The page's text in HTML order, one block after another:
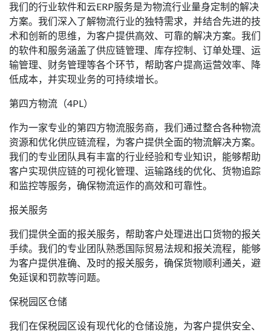
我们的行业软件和云ERP服务是为物流行业量身定制的解决
方案。我们深入了解物流行业的独特需求，并结合先进的技
术和创新的思维，为客户提供高效、可靠的解决方案。我们
的软件和服务涵盖了供应链管理、库存控制、订单处理、运
输管理、财务管理等各个环节，帮助客户提高运营效率、降
低成本，并实现业务的可持续增长。
第四方物流（4PL）
作为一家专业的第四方物流服务商，我们通过整合各种物流
资源和优化供应链流程，为客户提供全面的物流解决方案。
我们的专业团队具有丰富的行业经验和专业知识，能够帮助
客户实现供应链的可视化管理、运输路线的优化、货物追踪
和监控等服务，确保物流运作的高效和可靠性。
报关服务
我们提供全面的报关服务，帮助客户处理进出口货物的报关
手续。我们的专业团队熟悉国际贸易法规和报关流程，能够
为客户提供准确、及时的报关服务，确保货物顺利通关，避
免延误和罚款等问题。
保税园区仓储
我们在保税园区设有现代化的仓储设施，为客户提供安全、